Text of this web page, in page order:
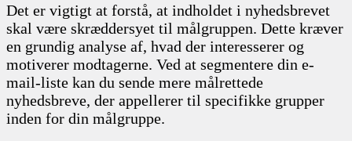
Det er vigtigt at forstå, at indholdet i nyhedsbrevet
skal være skræddersyet til målgruppen. Dette kræver
en grundig analyse af, hvad der interesserer og
motiverer modtagerne. Ved at segmentere din e-
mail-liste kan du sende mere målrettede
nyhedsbreve, der appellerer til specifikke grupper
inden for din målgruppe.